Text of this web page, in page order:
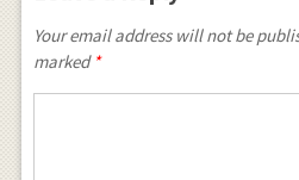
Your email address will not be
marked *